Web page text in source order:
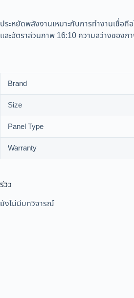
ประหยัดพลังงานเหมาะกับการทำงานเชื่
และอัตราส่วนภาพ 16:10 ความสว่างของ
Brand
Size
Panel Type
Warranty
รีวิว
ยังไม่มีบทวิจารณ์